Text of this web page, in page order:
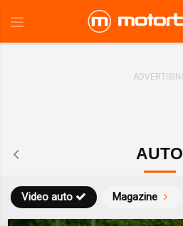
AUTO
Magazine
Video auto